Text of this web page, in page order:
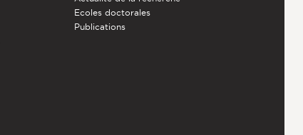
Ecoles doctorales
Publications